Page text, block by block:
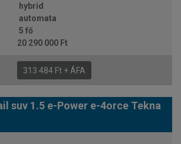
hybrid
automata
5 fő
20 290 000 Ft
313 484 Ft + ÁFA
suv 1.5 e-Power e-4orce Tekna